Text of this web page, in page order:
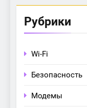
Рубрики
Wi-Fi
Безопасность
Модемы